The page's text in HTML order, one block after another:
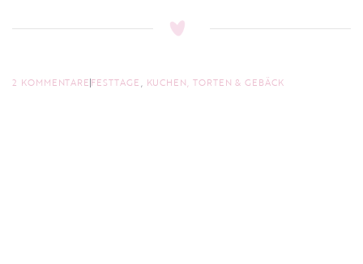
2 KOMMENTAREFESTTAGE , KUCHEN, TORTEN & GEBÄCK